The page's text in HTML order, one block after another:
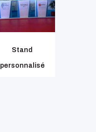
Stand
personnalisé